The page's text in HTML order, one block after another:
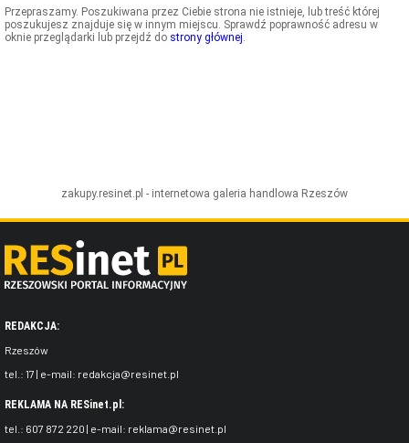
GASTRONOMIA
Przepraszamy. Poszukiwana przez Ciebie strona nie istnieje, lub treść której
poszukujesz znajduje się w innym miejscu. Sprawdź poprawność adresu w
oknie przeglądarki lub przejdź do strony głównej.
zakupy.resinet.pl - internetowa galeria handlowa Rzeszów
REDAKCJA:
Rzeszów
tel.: 17 | e-mail: redakcja@resinet.pl
REKLAMA NA RESinet.pl:
tel.: 607 872 220 | e-mail: reklama@resinet.pl